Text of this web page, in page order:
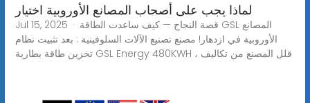
لماذا يجب على أصحاب المصانع الأوروبية اختيار
Jul 15, 2025 · قصة النجاح — كيف ساعدت الطاقة GSL المصانع
الأوروبية في ازدهار! مصنع تصنيع الآلات السلوفينية : بعد تثبيت نظام
تخزين طاقة بطارية GSL Energy 480KWH ، قلل المصنع من تكاليف